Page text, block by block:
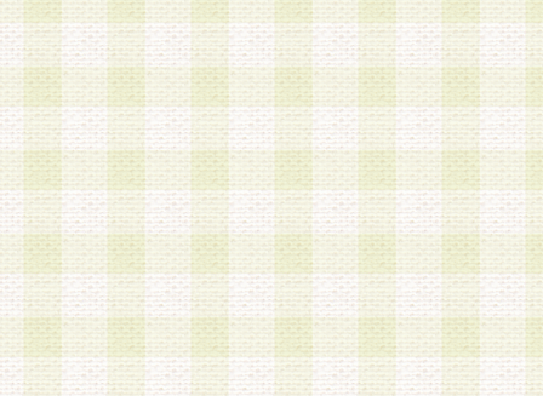
a.既に登録されている会員と同一のメールアドレ
録する場合
b.本サービスと同様のサービスを提供している企
業に従事していると思われる本人またはその家族
場合
c.その他当社が不適切と判断する場合
2.当社は、会員登録希望者を会員として承認する
した 場合、会員登録希望者による会員登録手続
による承認後の場合であっても、会員登録の取り
の抹消を、当社が適切と判 断する方法・手段に
とができるものとします。